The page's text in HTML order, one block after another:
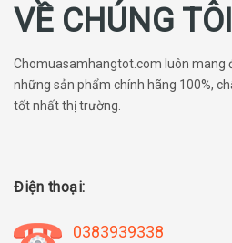
VỀ CHÚNG TÔI
Chomuasamhangtot.com luôn mang
những sản phẩm chính hãng 100%,
tốt nhất thị trường.
Điện thoại:
0383939338